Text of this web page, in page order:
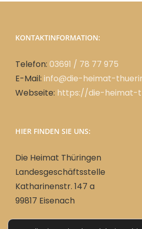
KONTAKTINFORMATION:
Telefon: 03691 / 78 77 975
E-Mail: info@die-heimat-
Webseite: https://die-heimat-
HIER FINDEN SIE UNS:
Die Heimat Thüringen
Landesgeschäftsstelle
Katharinenstr. 147 a
99817 Eisenach